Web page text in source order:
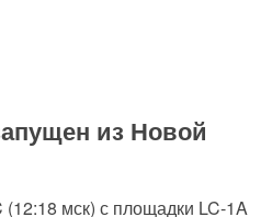
из Новой
(12:18 мск) с площадки LC-1A